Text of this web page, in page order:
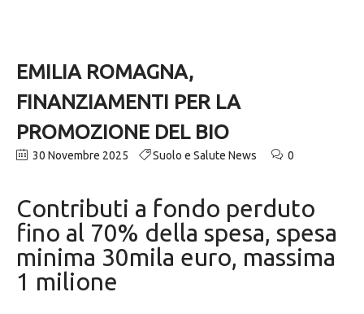
EMILIA ROMAGNA,
FINANZIAMENTI PER LA
PROMOZIONE DEL BIO
30 Novembre 2025 Suolo e Salute News 0
Contributi a fondo perduto
fino al 70% della spesa, spesa
minima 30mila euro, massima
1 milione